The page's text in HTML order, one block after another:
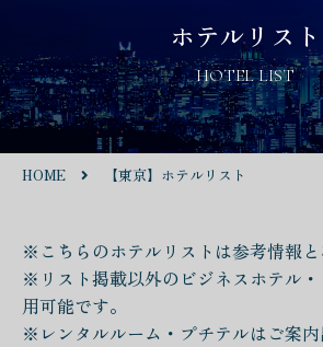
ホテルリスト
HOTEL LIST
HOME 【東京】ホテルリスト
※こちらのホテルリストは参考情報と
※リスト掲載以外のビジネスホテル
用可能です。
※レンタルルーム・プチテルはご案内